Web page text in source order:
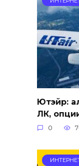
Ютэйр:
ЛК,
0